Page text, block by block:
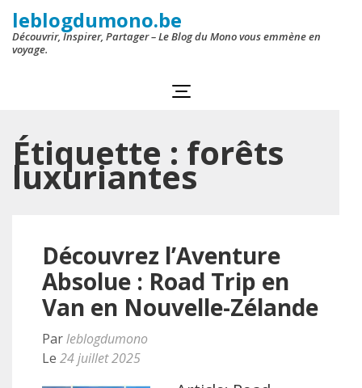
leblogdumono.be
Découvrir, Inspirer, Partager – Le Blog du Mono vous emmène en
voyage.
Étiquette : forêts
luxuriantes
Découvrez l’Aventure
Absolue : Road Trip en
Van en Nouvelle-Zélande
Parleblogdumono
Le 24 juillet 2025